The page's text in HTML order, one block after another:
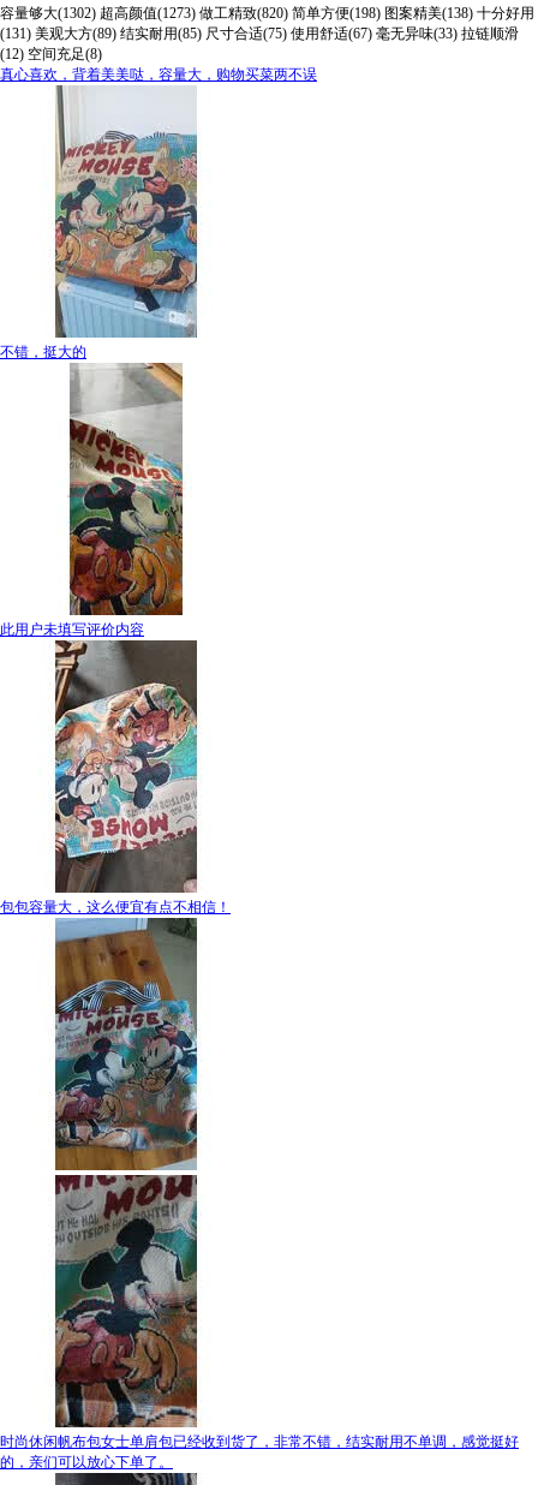
容量够大(1302) 超高颜值(1273) 做工精致(820) 简单方便(198) 图案精美(138) 十分好用
(131) 美观大方(89) 结实耐用(85) 尺寸合适(75) 使用舒适(67) 毫无异味(33) 拉链顺滑
(12) 空间充足(8)
真心喜欢，背着美美哒，容量大，购物买菜两不误
不错，挺大的
此用户未填写评价内容
包包容量大，这么便宜有点不相信！
时尚休闲帆布包女士单肩包已经收到货了，非常不错，结实耐用不单调，感觉挺好
的，亲们可以放心下单了。